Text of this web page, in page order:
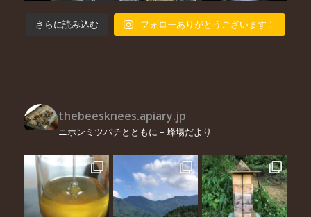
さらに読み込む フォローありがとうございます！
thebeesknees.apiary.jp
ニホンミツバチとともに – 蜂場だより